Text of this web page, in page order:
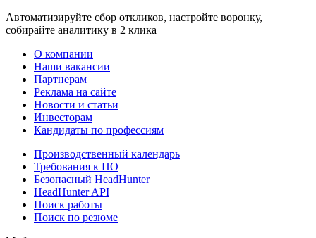
Автоматизируйте сбор откликов, настройте воронку,
собирайте аналитику в 2 клика
О компании
Наши вакансии
Партнерам
Реклама на сайте
Новости и статьи
Инвесторам
Кандидаты по профессиям
Производственный календарь
Требования к ПО
Безопасный HeadHunter
HeadHunter API
Поиск работы
Поиск по резюме